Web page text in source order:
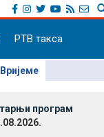
РТВ такса
Вријеме
програм